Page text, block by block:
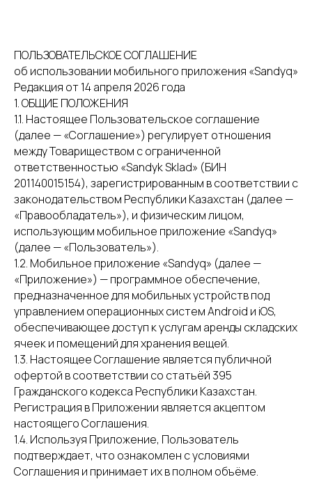
ПОЛЬЗОВАТЕЛЬСКОЕ СОГЛАШЕНИЕ
об использовании мобильного приложения «Sandyq»
Редакция от 14 апреля 2026 года
1. ОБЩИЕ ПОЛОЖЕНИЯ
1.1. Настоящее Пользовательское соглашение
(далее — «Соглашение») регулирует отношения
между Товариществом с ограниченной
ответственностью «Sandyk Sklad» (БИН
201140015154), зарегистрированным в соответствии с
законодательством Республики Казахстан (далее —
«Правообладатель»), и физическим лицом,
использующим мобильное приложение «Sandyq»
(далее — «Пользователь»).
1.2. Мобильное приложение «Sandyq» (далее —
«Приложение») — программное обеспечение,
предназначенное для мобильных устройств под
управлением операционных систем Android и iOS,
обеспечивающее доступ к услугам аренды складских
ячеек и помещений для хранения вещей.
1.3. Настоящее Соглашение является публичной
офертой в соответствии со статьёй 395
Гражданского кодекса Республики Казахстан.
Регистрация в Приложении является акцептом
настоящего Соглашения.
1.4. Используя Приложение, Пользователь
подтверждает, что ознакомлен с условиями
Соглашения и принимает их в полном объёме.